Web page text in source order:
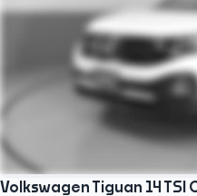
Volkswagen Tiguan 14 TSI